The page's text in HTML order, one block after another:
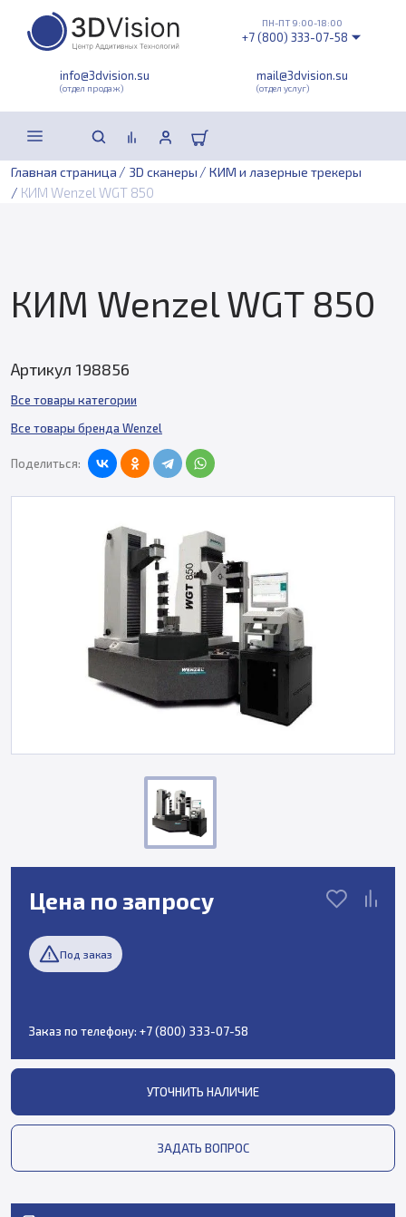
info@3dvision.su
(отдел продаж)
mail@3dvision.su
(отдел услуг)
ПН-ПТ 9:00-18:00
+7 (800) 333-07-58
Главная страница / 3D сканеры / КИМ и лазерные трекеры
/ КИМ Wenzel WGT 850
КИМ Wenzel WGT 850
Артикул 198856
Все товары категории
Все товары бренда Wenzel
Поделиться:
Цена по запросу
Под заказ
Заказ по телефону: +7 (800) 333-07-58
УТОЧНИТЬ НАЛИЧИЕ
ЗАДАТЬ ВОПРОС